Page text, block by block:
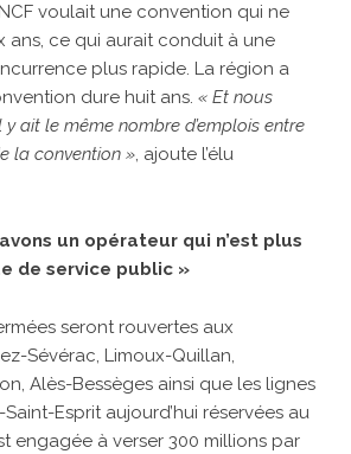
voulait une convention qui ne
ans, ce qui aurait conduit à une
plus rapide. La région a
dure huit ans. « Et nous
y ait le même nombre d’emplois entre
la convention », ajoute l’élu
un opérateur qui n’est plus
de service public »
seront rouvertes aux
Sévérac, Limoux-Quillan,
Alès-Bessèges ainsi que les lignes
Esprit aujourd’hui réservées au
engagée à verser 300 millions par